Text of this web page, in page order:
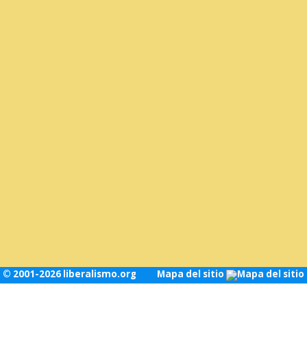
© 2001-2026 liberalismo.org Mapa del sitio